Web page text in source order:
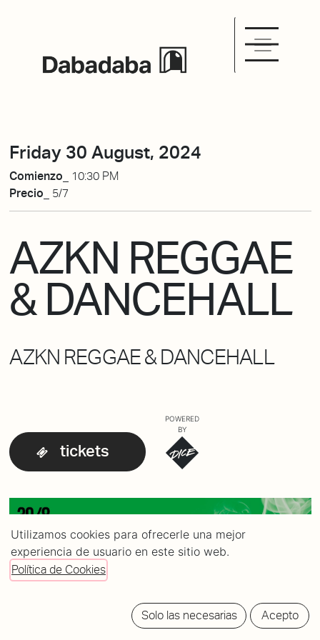
Friday 30 August, 2024
Comienzo_
10:30 PM
Precio_ 5/7
AZKN REGGAE
& DANCEHALL
AZKN REGGAE & DANCEHALL
tickets
POWERED
BY
Utilizamos cookies para ofrecerle una mejor
experiencia de usuario en este sitio web.
Política de Cookies
Solo las necesarias Acepto